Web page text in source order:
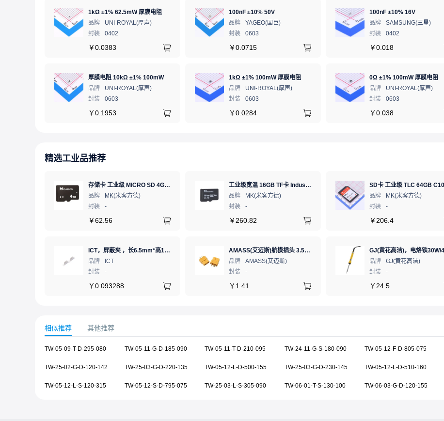
1kΩ ±1% 62.5mW 厚膜电阻
品牌
UNI-ROYAL(厚声)
封装
0402
￥0.0383
100nF ±10% 50V
品牌
YAGEO(国巨)
封装
0603
￥0.0715
100nF ±10% 16V
品牌
SAMSUNG(三星)
封装
0402
￥0.018
厚膜电阻 10kΩ ±1% 100mW
品牌
UNI-ROYAL(厚声)
封装
0603
￥0.1953
1kΩ ±1% 100mW 厚膜电阻
品牌
UNI-ROYAL(厚声)
封装
0603
￥0.0284
0Ω ±1% 100mW 厚膜电阻
品牌
UNI-ROYAL(厚声)
封装
0603
￥0.038
精选工业品推荐
存储卡 工业级 MICRO SD 4GB TF卡 Classical
品牌
MK(米客方德)
封装
-
￥62.56
工业级宽温 16GB TF卡 Industrial WT pSLC 存储卡 MICRO SD LDPC纠错 PE 30K 无人机、行车记录仪、安防监控适配
品牌
MK(米客方德)
封装
-
￥ 260.82
品牌
MK(米客方德)
封装
-
￥ 206.4
ICT，屏蔽夹 ，长6.5mm*高1.21mm，ICSRC6508SFR
品牌
ICT
封装
-
￥0.093288
AMASS(艾迈斯)航模插头 3.5mm镀金香蕉头 母头XT60-F.G.Y
品牌
AMASS(艾迈斯)
封装
-
￥ 1.41
品牌
GJ(黄花高洁)
封装
-
￥ 24.5
相似推荐 其他推荐
TW-05-09-T-D-295-080 TW-05-11-G-D-185-090 TW-05-11-T-D-210-095 TW-24-11-G-S-180-090 TW-05-12-F-D-805-075
TW-25-02-G-D-120-142 TW-25-03-G-D-220-135 TW-05-12-L-D-500-155 TW-25-03-G-D-230-145 TW-05-12-L-D-510-160
TW-05-12-L-S-120-315 TW-05-12-S-D-795-075 TW-25-03-L-S-305-090 TW-06-01-T-S-130-100 TW-06-03-G-D-120-155